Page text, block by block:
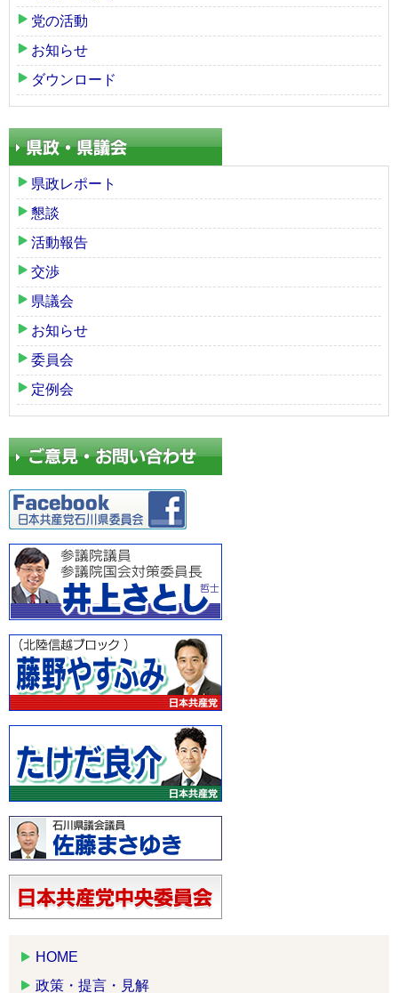
党の活動
お知らせ
ダウンロード
県政レポート
懇談
活動報告
交渉
県議会
お知らせ
委員会
定例会
HOME
政策・提言・見解